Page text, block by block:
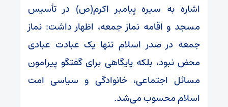
اشاره به سیره پیامبر اکرم(ص) در تأسیس
مسجد و اقامه نماز جمعه، اظهار داشت: نماز
جمعه در صدر اسلام تنها یک عبادت عبادی
محض نبود، بلکه پایگاهی برای گفتگو پیرامون
مسائل اجتماعی، خانوادگی و سیاسی امت
اسلام محسوب می‌شد.